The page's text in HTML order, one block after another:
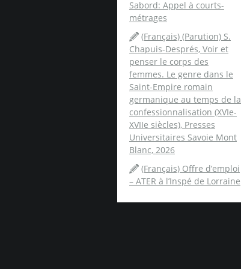
Sabord: Appel à courts-
métrages
(Français) (Parution) S.
Chapuis-Després, Voir et
penser le corps des
femmes. Le genre dans le
Saint-Empire romain
germanique au temps de la
confessionnalisation (XVIe-
XVIIe siècles), Presses
Universitaires Savoie Mont
Blanc, 2026
(Français) Offre d’emploi
– ATER à l’Inspé de Lorraine